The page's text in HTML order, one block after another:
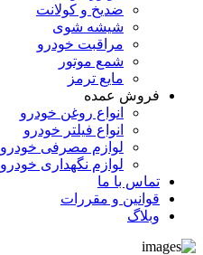
ضدیخ و کولانت
شیشه شوی
مراقبت خودرو
شمع موتور
مایع ترمز
فروش عمده
انواع روغن خودرو
انواع فیلتر خودرو
لوازم مصرفی خودرو
لوازم نگهداری خودرو
تماس با ما
قوانین و مقررات
وبلاگ